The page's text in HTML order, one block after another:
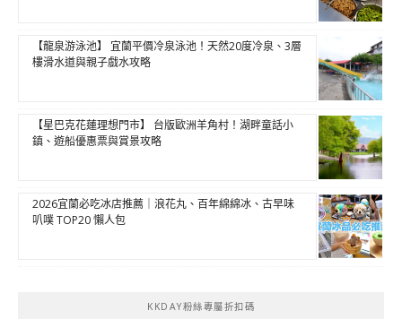
【龍泉游泳池】 宜蘭平價冷泉泳池！天然20度冷泉、3層
樓滑水道與親子戲水攻略
【星巴克花蓮理想門市】 台版歐洲羊角村！湖畔童話小
鎮、遊船優惠票與賞景攻略
2026宜蘭必吃冰店推薦｜浪花丸、百年綿綿冰、古早味
叭噗 TOP20 懶人包
KKDAY粉絲專屬折扣碼